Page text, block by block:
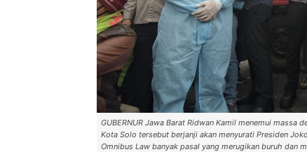
GUBERNUR Jawa Barat Ridwan Kamil menemui massa
Kota Solo tersebut berjanji akan menyurati Presiden
Omnibus Law banyak pasal yang merugikan buruh dan